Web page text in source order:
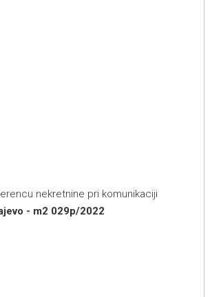
nekretnine pri komunikaciji
- m2 029p/2022